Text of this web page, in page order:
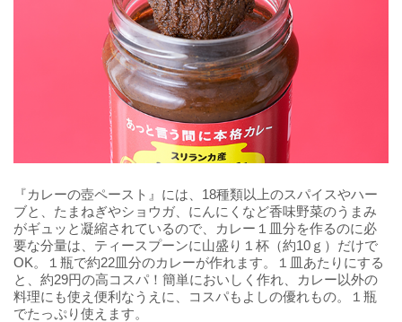
『カレーの壺ペースト』には、18種類以上のスパイスやハー
ブと、たまねぎやショウガ、にんにくなど香味野菜のうまみ
がギュッと凝縮されているので、カレー１皿分を作るのに必
要な分量は、ティースプーンに山盛り１杯（約10ｇ）だけで
OK。１瓶で約22皿分のカレーが作れます。１皿あたりにする
と、約29円の高コスパ！簡単においしく作れ、カレー以外の
料理にも使え便利なうえに、コスパもよしの優れもの。１瓶
でたっぷり使えます。